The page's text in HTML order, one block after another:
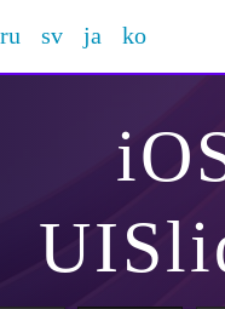
ru sv ja ko